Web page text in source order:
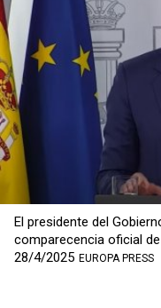
El presidente del
comparecencia oficial de
28/4/2025 EUROPA PRESS